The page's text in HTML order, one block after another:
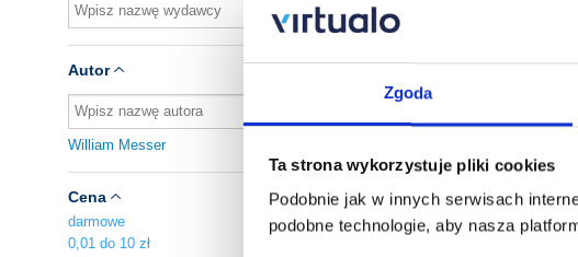
Zgoda
Ta strona wykorzystuje pliki cookies
Podobnie jak w innych serwisach
podobne technologie, aby nasza
Autor
William Messer
Cena
darmowe
0,01 do 10 zł
Brak pozycji.